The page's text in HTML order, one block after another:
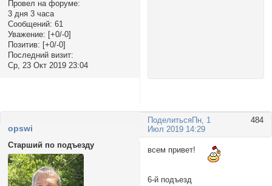
Провел на форуме:
3 дня 3 часа
Сообщений: 61
Уважение: [+0/-0]
Позитив: [+0/-0]
Последний визит:
Ср, 23 Окт 2019 23:04
Поделиться 484
Пн, 1
Июл 2019 14:29
opswi
Старший по подъезду
всем привет!
6-й подъезд